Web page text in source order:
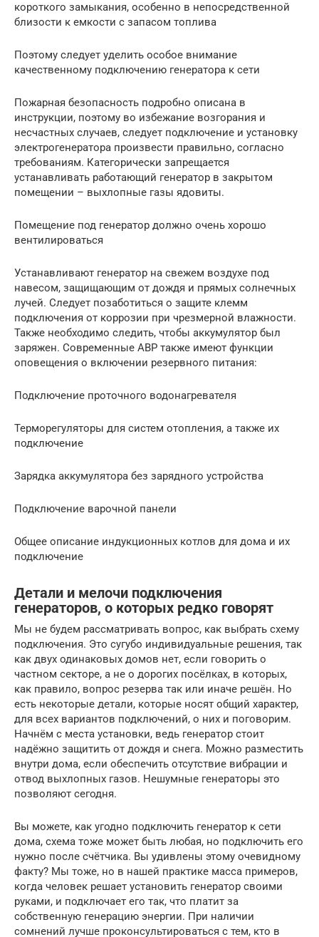
короткого замыкания, особенно в непосредственной
близости к емкости с запасом топлива
Поэтому следует уделить особое внимание
качественному подключению генератора к сети
Пожарная безопасность подробно описана в
инструкции, поэтому во избежание возгорания и
несчастных случаев, следует подключение и установку
электрогенератора произвести правильно, согласно
требованиям. Категорически запрещается
устанавливать работающий генератор в закрытом
помещении – выхлопные газы ядовиты.
Помещение под генератор должно очень хорошо
вентилироваться
Устанавливают генератор на свежем воздухе под
навесом, защищающим от дождя и прямых солнечных
лучей. Следует позаботиться о защите клемм
подключения от коррозии при чрезмерной влажности.
Также необходимо следить, чтобы аккумулятор был
заряжен. Современные АВР также имеют функции
оповещения о включении резервного питания:
Подключение проточного водонагревателя
Терморегуляторы для систем отопления, а также их
подключение
Зарядка аккумулятора без зарядного устройства
Подключение варочной панели
Общее описание индукционных котлов для дома и их
подключение
Детали и мелочи подключения
генераторов, о которых редко говорят
Мы не будем рассматривать вопрос, как выбрать схему
подключения. Это сугубо индивидуальные решения, так
как двух одинаковых домов нет, если говорить о
частном секторе, а не о дорогих посёлках, в которых,
как правило, вопрос резерва так или иначе решён. Но
есть некоторые детали, которые носят общий характер,
для всех вариантов подключений, о них и поговорим.
Начнём с места установки, ведь генератор стоит
надёжно защитить от дождя и снега. Можно разместить
внутри дома, если обеспечить отсутствие вибрации и
отвод выхлопных газов. Нешумные генераторы это
позволяют сегодня.
Вы можете, как угодно подключить генератор к сети
дома, схема тоже может быть любая, но подключить его
нужно после счётчика. Вы удивлены этому очевидному
факту? Мы тоже, но в нашей практике масса примеров,
когда человек решает установить генератор своими
руками, и подключает его так, что платит за
собственную генерацию энергии. При наличии
сомнений лучше проконсультироваться с тем, кто в